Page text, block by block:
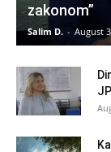
zakonom”
Salim D. - August